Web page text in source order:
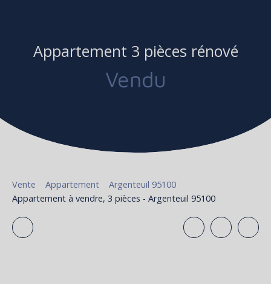
Appartement 3 pièces rénové
Vendu
Vente Appartement
Argenteuil 95100
Appartement à vendre, 3 pièces - Argenteuil 95100